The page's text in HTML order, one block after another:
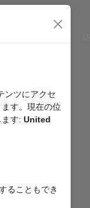
ンツにアクセ
す。現在の位
す: United
ることもでき